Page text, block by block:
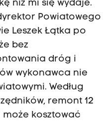
niż mi się wydaje.
Powiatowego
Leszek Łątka po
bez
dróg i
wykonawca nie
Według
remont 12
kosztować